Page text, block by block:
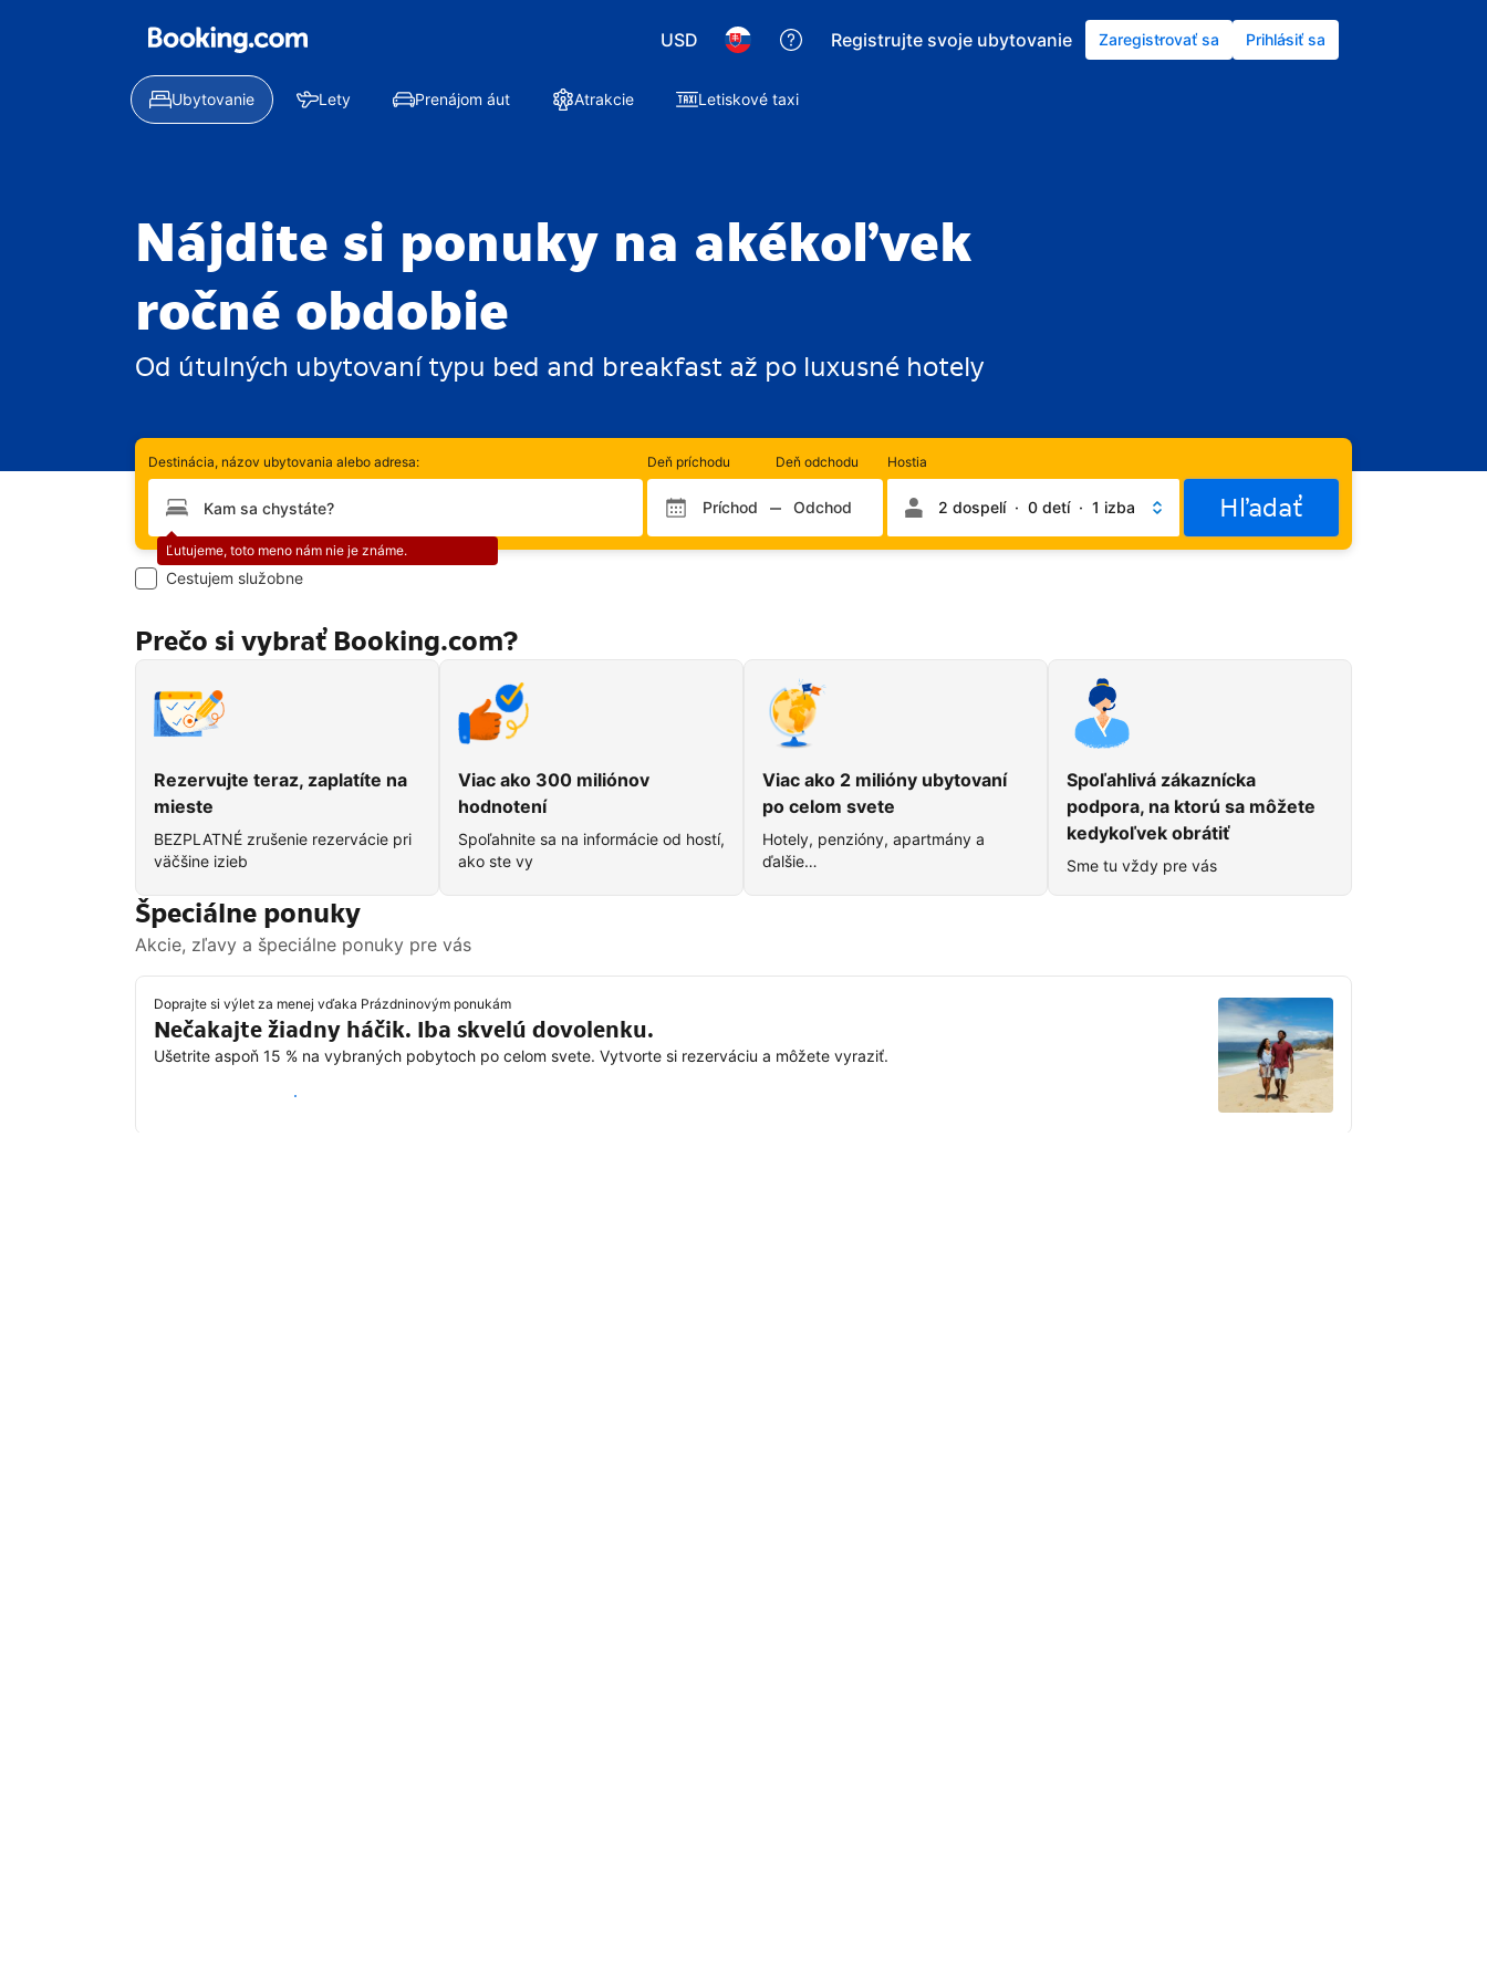
USD Registrujte svoje ubytovanie Zaregistrovať sa Prihlásiť sa
Ubytovanie Lety Prenájom áut Atrakcie Letiskové taxi
Nájdite si ponuky na akékoľvek
ročné obdobie
Od útulných ubytovaní typu bed and breakfast až po luxusné hotely
Destinácia, názov ubytovania alebo adresa:
Chyba:
Ľutujeme, toto meno nám nie je známe.
Deň príchodu
Mesiac príchodu Deň príchodu
Príchod
Deň odchodu
Mesiac odchodu Deň odchodu
Odchod
Hostia
Počet
izieb
2 dospelí · 0 detí · 1 izba Hľadať
Cestujem služobne
Prečo si vybrať Booking.com?
Rezervujte teraz, zaplatíte na
mieste
BEZPLATNÉ zrušenie rezervácie pri
väčšine izieb
Viac ako 300 miliónov
hodnotení
Spoľahnite sa na informácie od hostí,
ako ste vy
Viac ako 2 milióny ubytovaní
po celom svete
Hotely, penzióny, apartmány a
ďalšie…
Spoľahlivá zákaznícka
podpora, na ktorú sa môžete
kedykoľvek obrátiť
Sme tu vždy pre vás
Špeciálne ponuky
Akcie, zľavy a špeciálne ponuky pre vás
Doprajte si výlet za menej vďaka Prázdninovým ponukám
Nečakajte žiadny háčik. Iba skvelú dovolenku.
Ušetrite aspoň 15 % na vybraných pobytoch po celom svete. Vytvorte si rezerváciu a môžete vyraziť.
Ušetriť vďaka Prázdninovej ponuke